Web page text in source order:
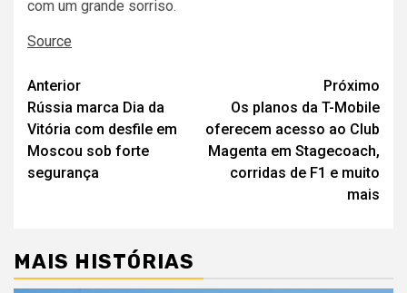
com um grande sorriso.
Source
Navegação
de
artigos
Anterior
Rússia marca Dia da
Vitória com desfile em
Moscou sob forte
segurança
Próximo
Os planos da T-Mobile
oferecem acesso ao Club
Magenta em Stagecoach,
corridas de F1 e muito
mais
MAIS HISTÓRIAS